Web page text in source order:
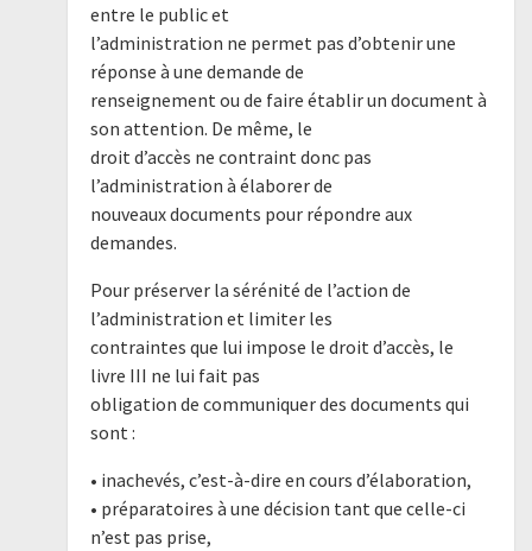
entre le public et
l’administration ne permet pas d’obtenir une
réponse à une demande de
renseignement ou de faire établir un document à
son attention. De même, le
droit d’accès ne contraint donc pas
l’administration à élaborer de
nouveaux documents pour répondre aux
demandes.
Pour préserver la sérénité de l’action de
l’administration et limiter les
contraintes que lui impose le droit d’accès, le
livre III ne lui fait pas
obligation de communiquer des documents qui
sont :
• inachevés, c’est-à-dire en cours d’élaboration,
• préparatoires à une décision tant que celle-ci
n’est pas prise,